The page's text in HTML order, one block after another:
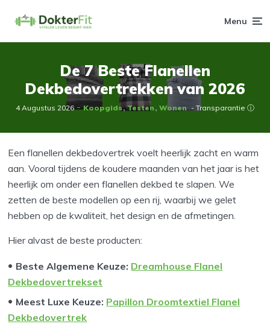
Menu
De 7 Beste Flanellen
Dekbedovertrekken van 2026
4 Augustus 2026 Koopgids Testen Wonen - Transparantie ⓘ
Een flanellen dekbedovertrek voelt heerlijk zacht en warm
aan. Vooral tijdens de koudere maanden van het jaar is het
heerlijk om onder een flanellen dekbed te slapen. We
zetten de beste modellen op een rij, waarbij we gelet
hebben op de kwaliteit, het design en de afmetingen.
Hier alvast de beste producten:
Beste Algemene Keuze: Dreamhouse Flanel
Dekbedovertrekset
Meest Luxe Keuze: Papillon Droomtextiel Flanel
Dekbedovertrek